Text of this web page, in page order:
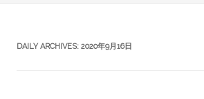
DAILY ARCHIVES: 2020年9月16日